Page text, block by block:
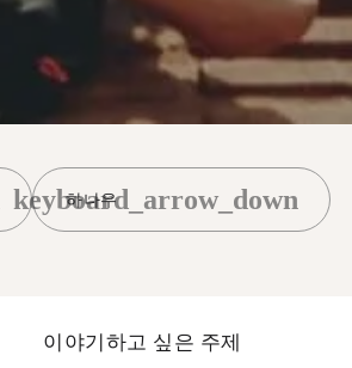
하나우
keyboard_arrow_down
이야기하고 싶은 주제